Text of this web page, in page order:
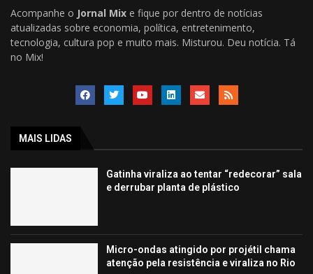
Acompanhe o Jornal Mix e fique por dentro de notícias
atualizadas sobre economia, política, entretenimento,
tecnologia, cultura pop e muito mais. Misturou. Deu notícia. Tá
no Mix!
MAIS LIDAS
Gatinha viraliza ao tentar “redecorar” sala
e derrubar planta de plástico
Micro-ondas atingido por projétil chama
atenção pela resistência e viraliza no Rio